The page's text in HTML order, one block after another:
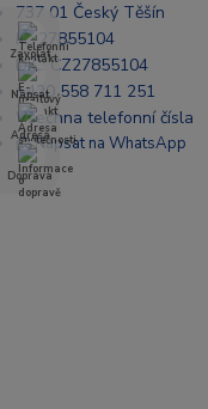
Zavolat
Napsat
Adresa
Doprava
737 01 Český Těšín
IČ: 27855104
DIČ: CZ27855104
+420 558 711 251
Všechna telefonní čísla
📩 Napsat na WhatsApp